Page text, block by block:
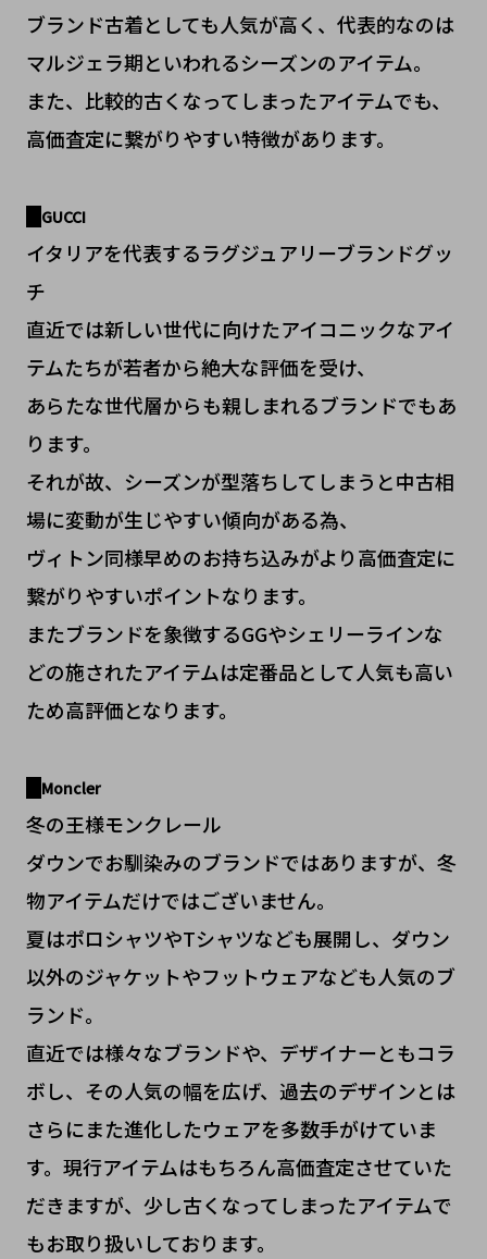
ブランド古着としても人気が高く、代表的なのは
マルジェラ期といわれるシーズンのアイテム。
また、比較的古くなってしまったアイテムでも、
高価査定に繋がりやすい特徴があります。
GUCCI
イタリアを代表するラグジュアリーブランドグッ
チ
直近では新しい世代に向けたアイコニックなアイ
テムたちが若者から絶大な評価を受け、
あらたな世代層からも親しまれるブランドでもあ
ります。
それが故、シーズンが型落ちしてしまうと中古相
場に変動が生じやすい傾向がある為、
ヴィトン同様早めのお持ち込みがより高価査定に
繋がりやすいポイントなります。
またブランドを象徴するGGやシェリーラインな
どの施されたアイテムは定番品として人気も高い
ため高評価となります。
Moncler
冬の王様モンクレール
ダウンでお馴染みのブランドではありますが、冬
物アイテムだけではございません。
夏はポロシャツやTシャツなども展開し、ダウン
以外のジャケットやフットウェアなども人気のブ
ランド。
直近では様々なブランドや、デザイナーともコラ
ボし、その人気の幅を広げ、過去のデザインとは
さらにまた進化したウェアを多数手がけていま
す。現行アイテムはもちろん高価査定させていた
だきますが、少し古くなってしまったアイテムで
もお取り扱いしております。